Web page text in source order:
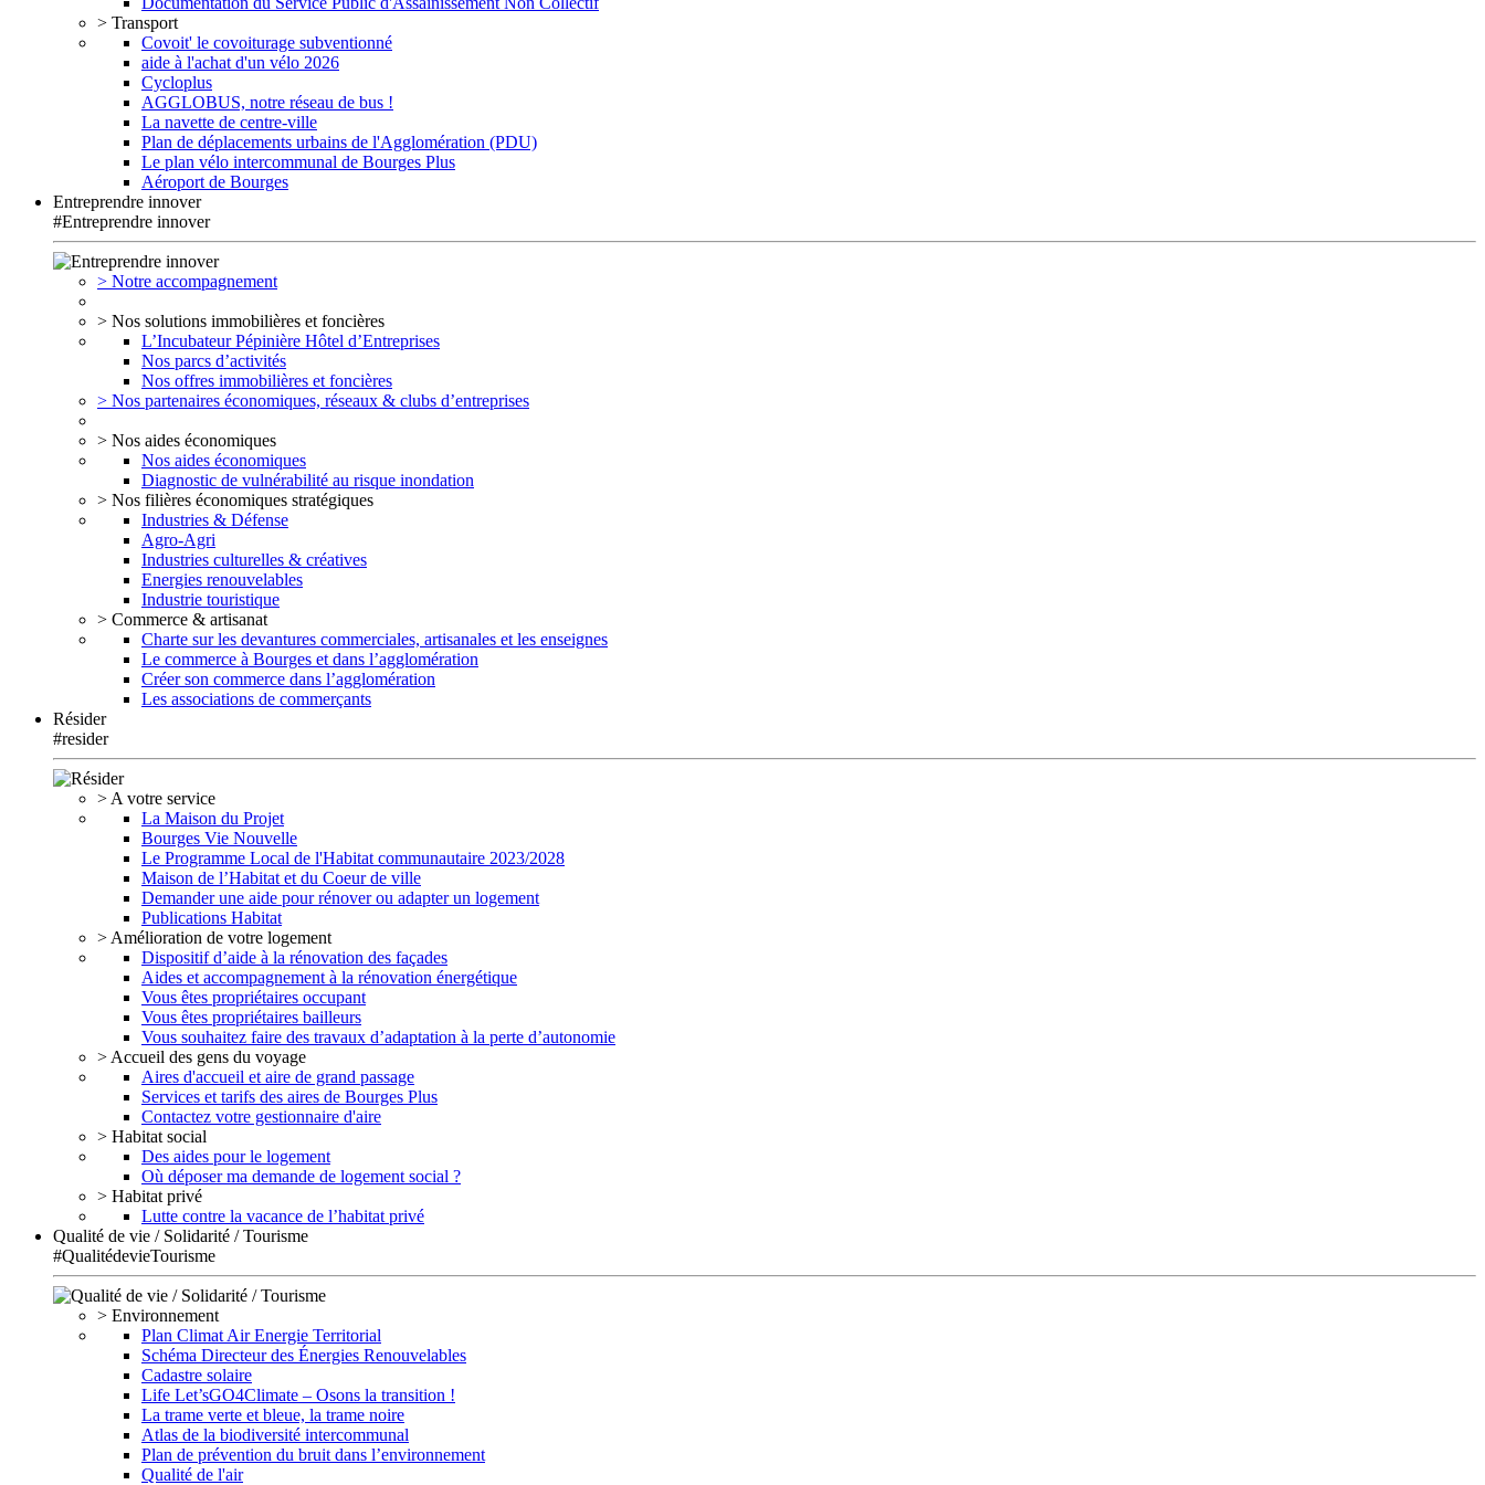
> Transport
Covoit' le covoiturage subventionné
aide à l'achat d'un vélo 2026
Cycloplus
AGGLOBUS, notre réseau de bus !
La navette de centre-ville
Plan de déplacements urbains de l'Agglomération (PDU)
Le plan vélo intercommunal de Bourges Plus
Aéroport de Bourges
Entreprendre innover
#Entreprendre innover
> Notre accompagnement
> Nos solutions immobilières et foncières
L’Incubateur Pépinière Hôtel d’Entreprises
Nos parcs d’activités
Nos offres immobilières et foncières
> Nos partenaires économiques, réseaux & clubs d’entreprises
> Nos aides économiques
Nos aides économiques
Diagnostic de vulnérabilité au risque inondation
> Nos filières économiques stratégiques
Industries & Défense
Agro-Agri
Industries culturelles & créatives
Energies renouvelables
Industrie touristique
> Commerce & artisanat
Charte sur les devantures commerciales, artisanales et les enseignes
Le commerce à Bourges et dans l’agglomération
Créer son commerce dans l’agglomération
Les associations de commerçants
Résider
#resider
> A votre service
La Maison du Projet
Bourges Vie Nouvelle
Le Programme Local de l'Habitat communautaire 2023/2028
Maison de l’Habitat et du Coeur de ville
Demander une aide pour rénover ou adapter un logement
Publications Habitat
> Amélioration de votre logement
Dispositif d’aide à la rénovation des façades
Aides et accompagnement à la rénovation énergétique
Vous êtes propriétaires occupant
Vous êtes propriétaires bailleurs
Vous souhaitez faire des travaux d’adaptation à la perte d’autonomie
> Accueil des gens du voyage
Aires d'accueil et aire de grand passage
Services et tarifs des aires de Bourges Plus
Contactez votre gestionnaire d'aire
> Habitat social
Des aides pour le logement
Où déposer ma demande de logement social ?
> Habitat privé
Lutte contre la vacance de l’habitat privé
Qualité de vie / Solidarité / Tourisme
#QualitédevieTourisme
> Environnement
Plan Climat Air Energie Territorial
Schéma Directeur des Énergies Renouvelables
Cadastre solaire
Life Let’sGO4Climate – Osons la transition !
La trame verte et bleue, la trame noire
Atlas de la biodiversité intercommunal
Plan de prévention du bruit dans l’environnement
Qualité de l'air